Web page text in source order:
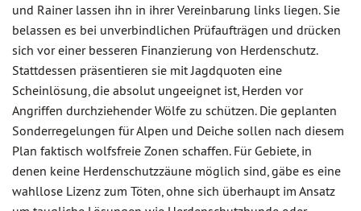
und Rainer lassen ihn in ihrer Vereinbarung links liegen. Sie
belassen es bei unverbindlichen Prüfaufträgen und drücken
sich vor einer besseren Finanzierung von Herdenschutz.
Stattdessen präsentieren sie mit Jagdquoten eine
Scheinlösung, die absolut ungeeignet ist, Herden vor
Angriffen durchziehender Wölfe zu schützen. Die geplanten
Sonderregelungen für Alpen und Deiche sollen nach diesem
Plan faktisch wolfsfreie Zonen schaffen. Für Gebiete, in
denen keine Herdenschutzzäune möglich sind, gäbe es eine
wahllose Lizenz zum Töten, ohne sich überhaupt im Ansatz